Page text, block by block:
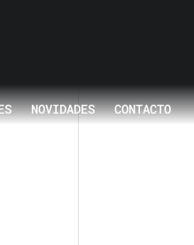
NOVIDADES CONTACTO